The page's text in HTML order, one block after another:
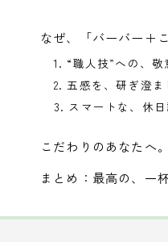
なぜ、「バーバー＋
1. “職人技”への、敬
2. 五感を、研ぎ澄
3. スマートな、休日
こだわりのあなたへ
まとめ：最高の、一